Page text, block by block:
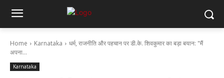
Home Karnataka
धर्म, राजनीति और पहचान पर डी.के. शिवकुमार का बड़ा बयान: "मैं
अपना...
Karnataka